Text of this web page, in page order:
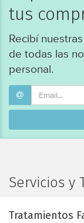
tus
Recibí
de todas las
personal.
Servicios y
Tratamientos